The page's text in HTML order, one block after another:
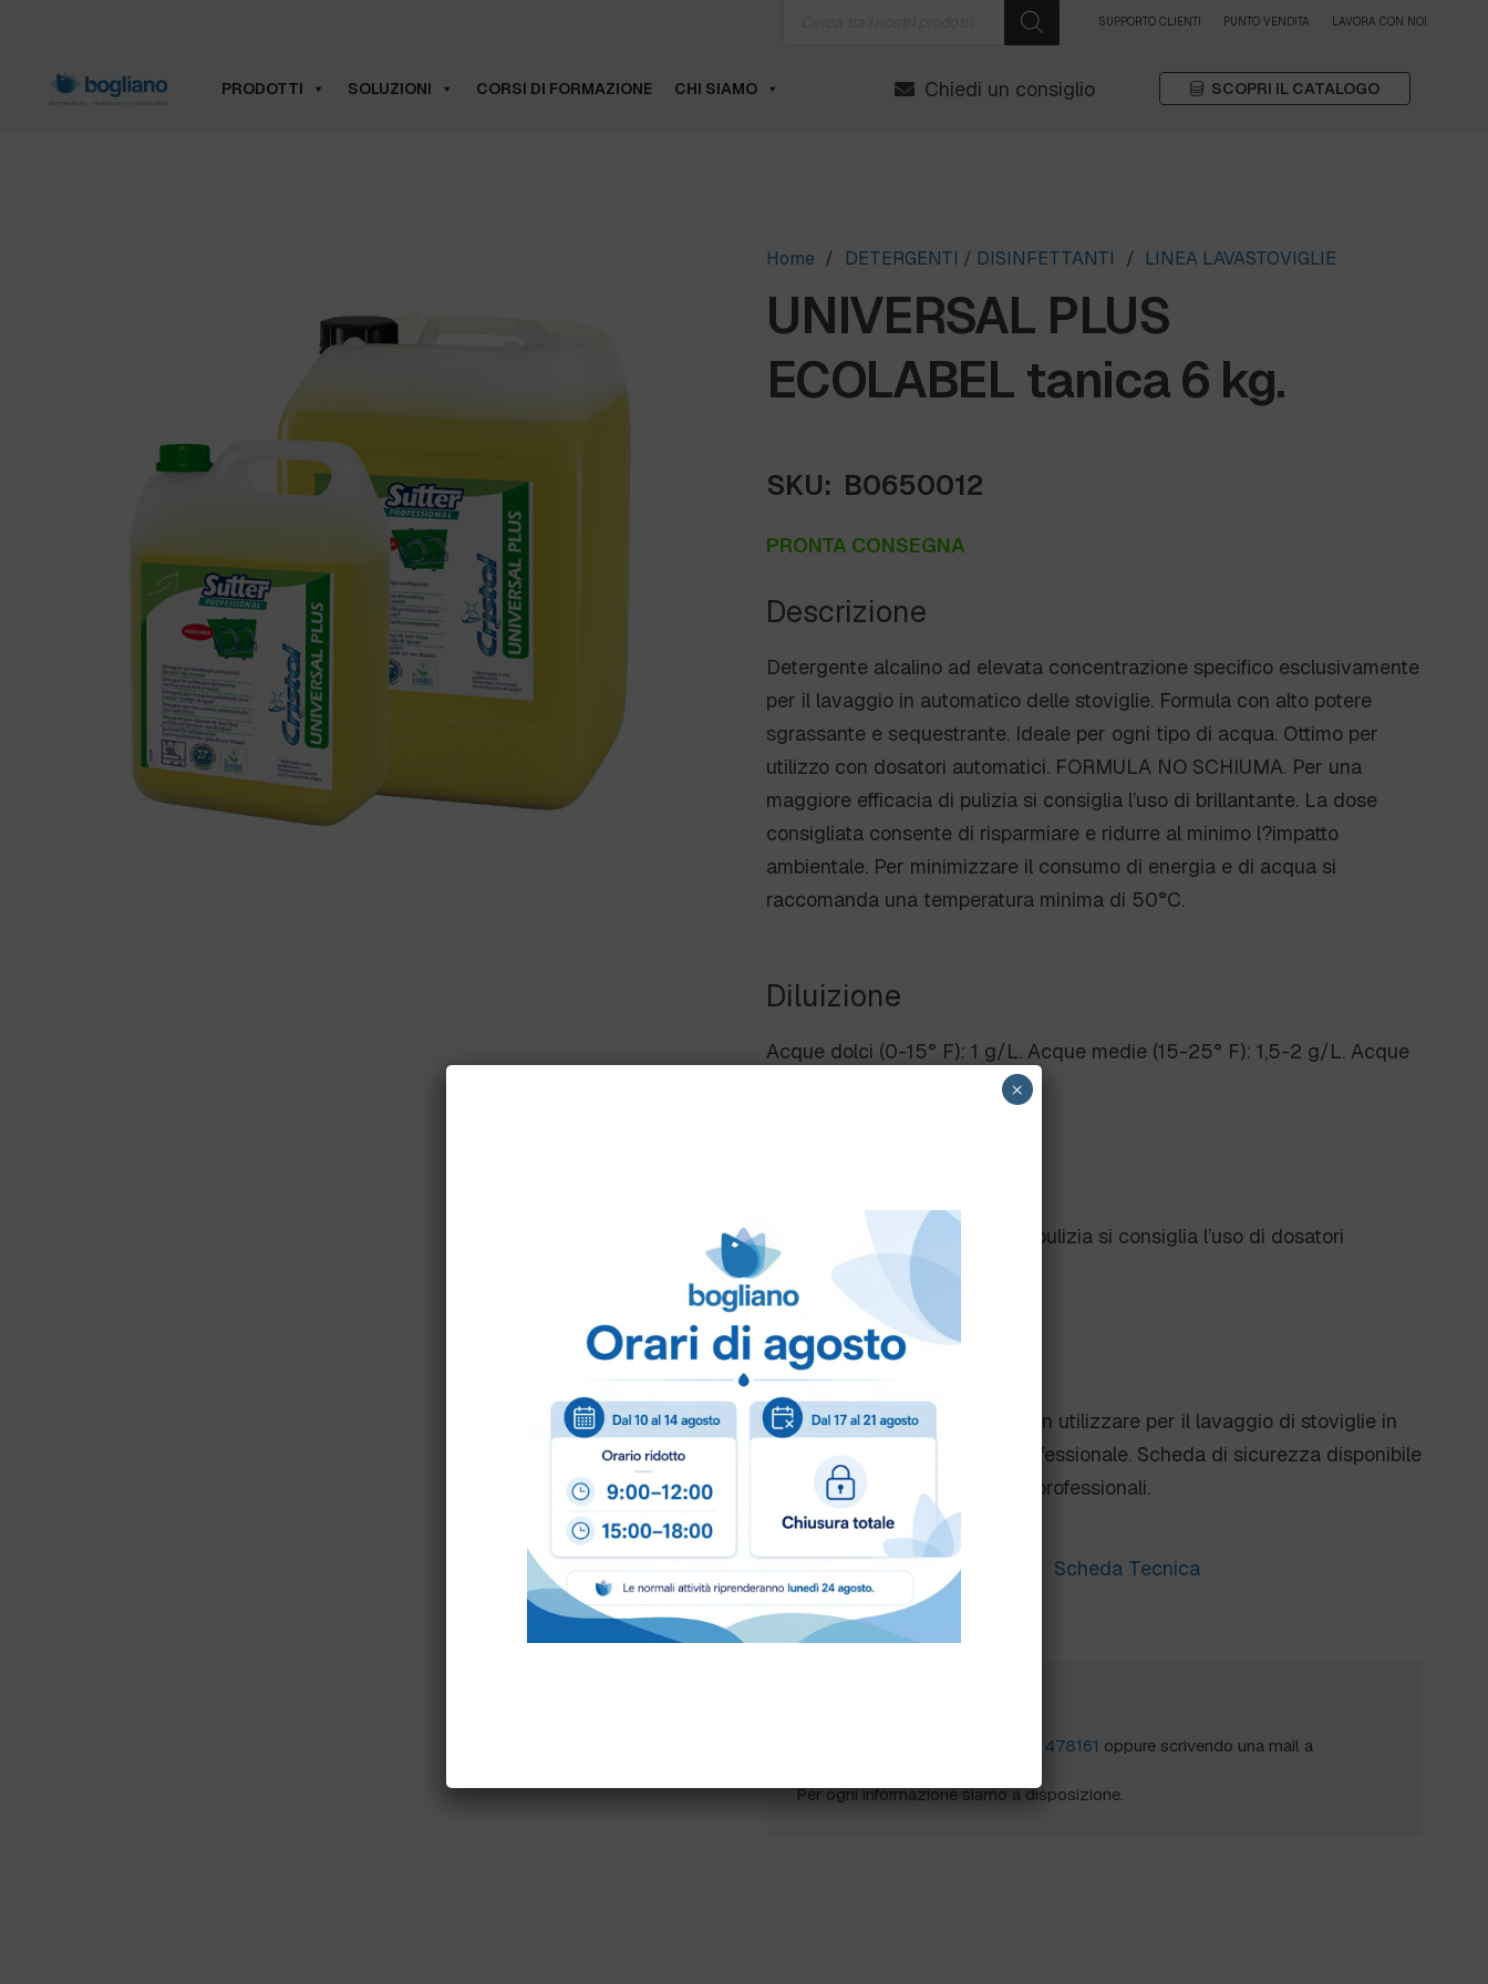
SUPPORTO CLIENTI PUNTO VENDITA LAVORA CON NOI
PRODOTTI SOLUZIONI CORSI DI FORMAZIONE CHI SIAMO Chiedi un consiglio SCOPRI IL CATALOGO
Home / DETERGENTI / DISINFETTANTI / LINEA LAVASTOVIGLIE
UNIVERSAL PLUS
ECOLABEL tanica 6 kg.
SKU: B0650012
PRONTA CONSEGNA
Descrizione
Detergente alcalino ad elevata concentrazione specifico esclusivamente
per il lavaggio in automatico delle stoviglie. Formula con alto potere
sgrassante e sequestrante. Ideale per ogni tipo di acqua. Ottimo per
utilizzo con dosatori automatici. FORMULA NO SCHIUMA. Per una
maggiore efficacia di pulizia si consiglia l’uso di brillantante. La dose
consigliata consente di risparmiare e ridurre al minimo l?impatto
ambientale. Per minimizzare il consumo di energia e di acqua si
raccomanda una temperatura minima di 50°C.
Diluizione
Acque dolci (0-15° F): 1 g/L. Acque medie (15-25° F): 1,5-2 g/L. Acque
Per una maggiore efficacia di pulizia si consiglia l’uso di dosatori
automatici e brillantante.
Note
Detersivo per lavastoviglie. Non utilizzare per il lavaggio di stoviglie in
alluminio. Prodotto per uso professionale. Scheda di sicurezza disponibile
su richiesta per gli utilizzatori professionali.
Scheda Sicurezza Scheda Tecnica
0172 478161 oppure scrivendo una mail a
Per ogni informazione siamo a disposizione.
×